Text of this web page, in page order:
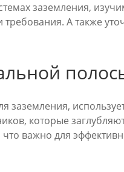
заземления,
А также
заземления,
которые
важно для